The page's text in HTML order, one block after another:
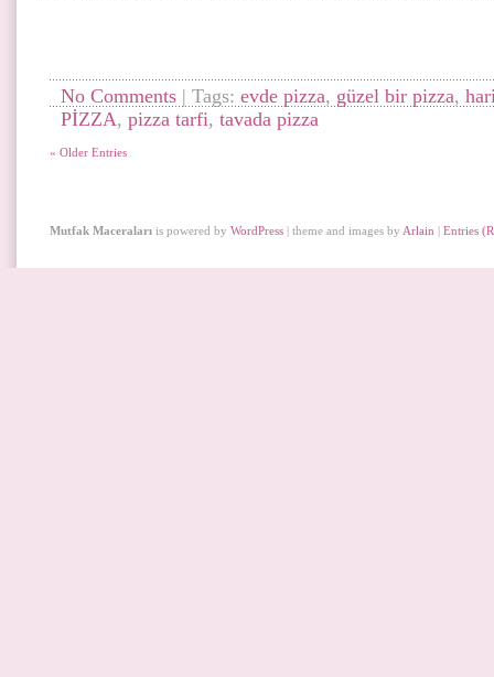
No Comments | Tags: evde pizza, güzel bir pizza,
PİZZA, pizza tarfi, tavada pizza
« Older Entries
Mutfak Maceraları is powered by WordPress | theme and images by Arlain | Entries